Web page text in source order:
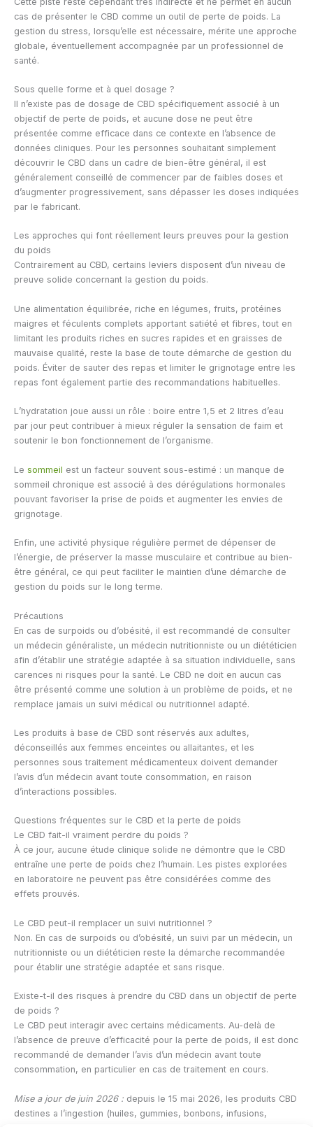
cas de présenter le CBD comme un outil de perte de poids. La
gestion du stress, lorsqu’elle est nécessaire, mérite une approche
globale, éventuellement accompagnée par un professionnel de
santé.
Sous quelle forme et à quel dosage ?
Il n’existe pas de dosage de CBD spécifiquement associé à un
objectif de perte de poids, et aucune dose ne peut être
présentée comme efficace dans ce contexte en l’absence de
données cliniques. Pour les personnes souhaitant simplement
découvrir le CBD dans un cadre de bien-être général, il est
généralement conseillé de commencer par de faibles doses et
d’augmenter progressivement, sans dépasser les doses indiquées
par le fabricant.
Les approches qui font réellement leurs preuves pour la gestion
du poids
Contrairement au CBD, certains leviers disposent d’un niveau de
preuve solide concernant la gestion du poids.
Une alimentation équilibrée, riche en légumes, fruits, protéines
maigres et féculents complets apportant satiété et fibres, tout en
limitant les produits riches en sucres rapides et en graisses de
mauvaise qualité, reste la base de toute démarche de gestion du
poids. Éviter de sauter des repas et limiter le grignotage entre les
repas font également partie des recommandations habituelles.
L’hydratation joue aussi un rôle : boire entre 1,5 et 2 litres d’eau
par jour peut contribuer à mieux réguler la sensation de faim et
soutenir le bon fonctionnement de l’organisme.
Le sommeil est un facteur souvent sous-estimé : un manque de
sommeil chronique est associé à des dérégulations hormonales
pouvant favoriser la prise de poids et augmenter les envies de
grignotage.
Enfin, une activité physique régulière permet de dépenser de
l’énergie, de préserver la masse musculaire et contribue au bien-
être général, ce qui peut faciliter le maintien d’une démarche de
gestion du poids sur le long terme.
Précautions
En cas de surpoids ou d’obésité, il est recommandé de consulter
un médecin généraliste, un médecin nutritionniste ou un diététicien
afin d’établir une stratégie adaptée à sa situation individuelle, sans
carences ni risques pour la santé. Le CBD ne doit en aucun cas
être présenté comme une solution à un problème de poids, et ne
remplace jamais un suivi médical ou nutritionnel adapté.
Les produits à base de CBD sont réservés aux adultes,
déconseillés aux femmes enceintes ou allaitantes, et les
personnes sous traitement médicamenteux doivent demander
l’avis d’un médecin avant toute consommation, en raison
d’interactions possibles.
Questions fréquentes sur le CBD et la perte de poids
Le CBD fait-il vraiment perdre du poids ?
À ce jour, aucune étude clinique solide ne démontre que le CBD
entraîne une perte de poids chez l’humain. Les pistes explorées
en laboratoire ne peuvent pas être considérées comme des
effets prouvés.
Le CBD peut-il remplacer un suivi nutritionnel ?
Non. En cas de surpoids ou d’obésité, un suivi par un médecin, un
nutritionniste ou un diététicien reste la démarche recommandée
pour établir une stratégie adaptée et sans risque.
Existe-t-il des risques à prendre du CBD dans un objectif de perte
de poids ?
Le CBD peut interagir avec certains médicaments. Au-delà de
l’absence de preuve d’efficacité pour la perte de poids, il est donc
recommandé de demander l’avis d’un médecin avant toute
consommation, en particulier en cas de traitement en cours.
Mise a jour de juin 2026 : depuis le 15 mai 2026, les produits CBD
destines a l’ingestion (huiles, gummies, bonbons, infusions,